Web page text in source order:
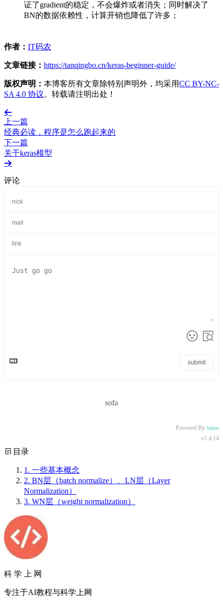
证了gradient的稳定，不会爆炸或者消失；同时解决了
BN的数据依赖性，计算开销也降低了许多；
作者： IT码农
文章链接： https://tanqingbo.cn/keras-beginner-guide/
版权声明： 本博客所有文章除特别声明外，均采用CC BY-NC-
SA 4.0 协议。转载请注明出处！
上一篇
经典必读，程序是怎么跑起来的
下一篇
关于keras模型
评论
submit
sofa
Powered By Valine
v1.4.14
目录
1. 一些基本概念
2. BN层（batch normalize）、LN层（Layer
Normalization）
3. WN层（weight normalization）
科 学 上 网
专注于AI教程与科学上网